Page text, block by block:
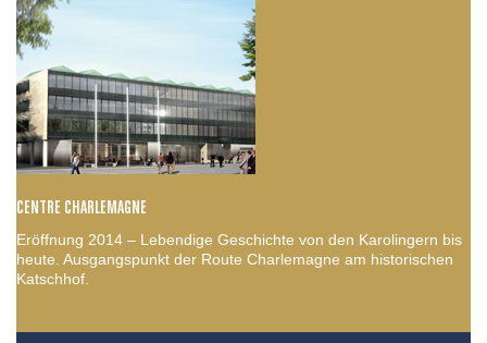
CENTRE CHARLEMAGNE
Eröffnung 2014 – Lebendige Geschichte von den Karolingern bis
heute. Ausgangspunkt der Route Charlemagne am historischen
Katschhof.